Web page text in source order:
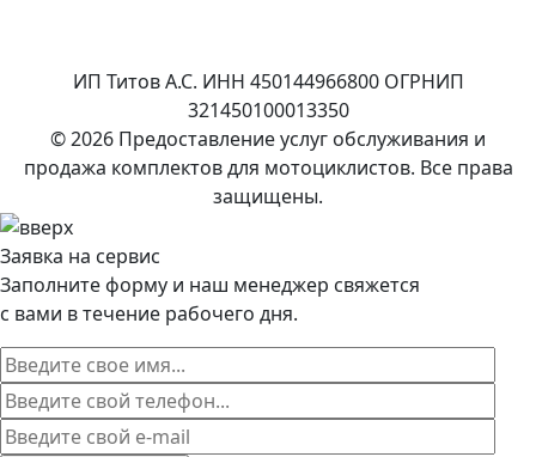
ИП Титов А.С. ИНН 450144966800 ОГРНИП
321450100013350
© 2026 Предоставление услуг обслуживания и
продажа комплектов для мотоциклистов. Все права
защищены.
Заявка на сервис
Заполните форму и наш менеджер свяжется
с вами в течение рабочего дня.